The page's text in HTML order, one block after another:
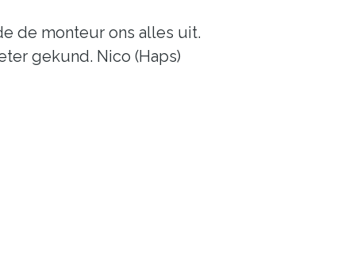
de monteur ons alles uit.
gekund. Nico (Haps)